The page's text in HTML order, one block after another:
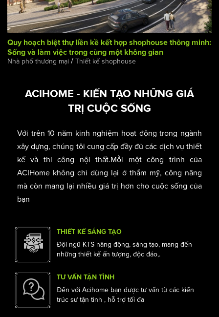
Quy hoạch biệt thự liền kề kết hợp shophouse thông minh:
Sống và làm việc trong cùng một không gian
Nhà phố thương mại/Thiết kế shophouse
ACIHOME - KIẾN TẠO NHỮNG GIÁ
TRỊ CUỘC SỐNG
Với trên 10 năm kinh nghiệm hoạt động trong ngành
xây dựng, chúng tôi cung cấp đầy đủ các dịch vụ thiết
kế và thi công nội thất.Mỗi một công trình của
mà còn mang lại nhiều giá trị hơn cho cuộc sống của
bạn
THIẾT KẾ SÁNG TẠO
Đội ngũ KTS năng động, sáng tạo, mang đến
những thiết kế ấn tượng, độc đáo,.